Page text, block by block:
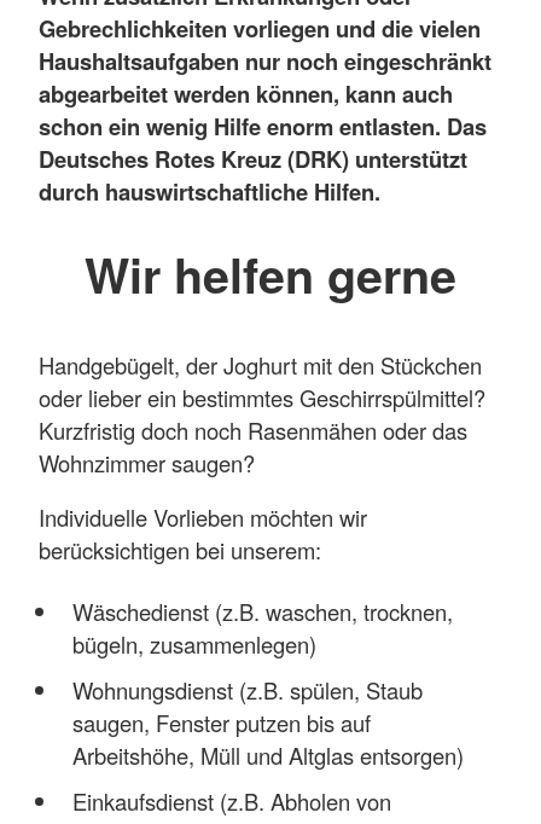
Gebrechlichkeiten vorliegen und die vielen
Haushaltsaufgaben nur noch eingeschränkt
abgearbeitet werden können, kann auch
schon ein wenig Hilfe enorm entlasten. Das
Deutsches Rotes Kreuz (DRK) unterstützt
durch hauswirtschaftliche Hilfen.
Wir helfen gerne
Handgebügelt, der Joghurt mit den Stückchen
oder lieber ein bestimmtes Geschirrspülmittel?
Kurzfristig doch noch Rasenmähen oder das
Wohnzimmer saugen?
Individuelle Vorlieben möchten wir
berücksichtigen bei unserem:
Wäschedienst (z.B. waschen, trocknen,
bügeln, zusammenlegen)
Wohnungsdienst (z.B. spülen, Staub
saugen, Fenster putzen bis auf
Arbeitshöhe, Müll und Altglas entsorgen)
Einkaufsdienst (z.B. Abholen von